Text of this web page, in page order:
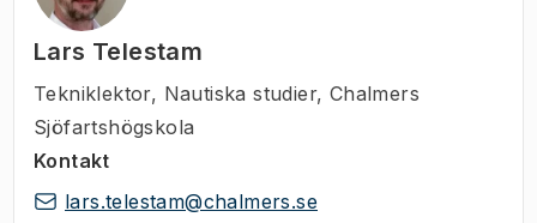
Lars Telestam
Tekniklektor, Nautiska studier, Chalmers
Sjöfartshögskola
Kontakt
lars.telestam@chalmers.se